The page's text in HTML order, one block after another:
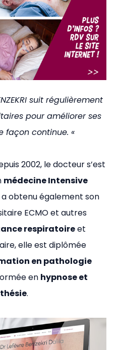
suit régulièrement
pour améliorer ses
façon continue. «
2002, le docteur s’est
médecine Intensive
a obtenu également son
ECMO et autres
respiratoireet
elle est diplômée
en pathologie
en hypnose et
.